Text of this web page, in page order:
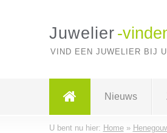
Juwelier -
VIND EEN JUWELIER BIJ
Nieuws
U bent nu hier: Home»